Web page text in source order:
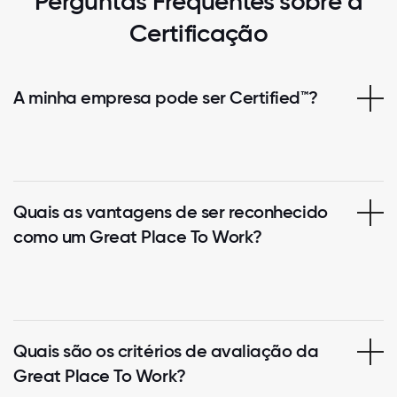
Certificação
A minha empresa pode ser Certified™?
Quais as vantagens de ser reconhecido
como um Great Place To Work?
Quais são os critérios de avaliação da
Great Place To Work?